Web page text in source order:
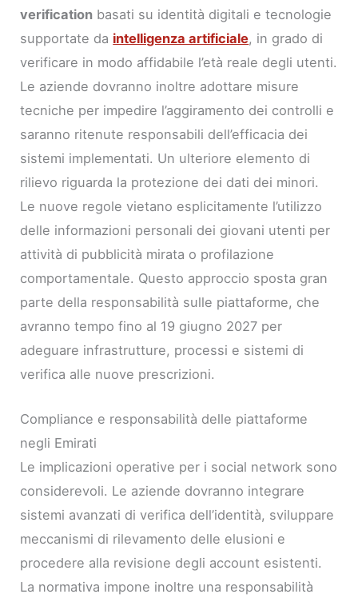
verification basati su identità digitali e tecnologie
supportate da intelligenza artificiale, in grado di
verificare in modo affidabile l’età reale degli utenti.
Le aziende dovranno inoltre adottare misure
tecniche per impedire l’aggiramento dei controlli e
saranno ritenute responsabili dell’efficacia dei
sistemi implementati. Un ulteriore elemento di
rilievo riguarda la protezione dei dati dei minori.
Le nuove regole vietano esplicitamente l’utilizzo
delle informazioni personali dei giovani utenti per
attività di pubblicità mirata o profilazione
comportamentale. Questo approccio sposta gran
parte della responsabilità sulle piattaforme, che
avranno tempo fino al 19 giugno 2027 per
adeguare infrastrutture, processi e sistemi di
verifica alle nuove prescrizioni.
Compliance e responsabilità delle piattaforme
negli Emirati
Le implicazioni operative per i social network sono
considerevoli. Le aziende dovranno integrare
sistemi avanzati di verifica dell’identità, sviluppare
meccanismi di rilevamento delle elusioni e
procedere alla revisione degli account esistenti.
La normativa impone inoltre una responsabilità